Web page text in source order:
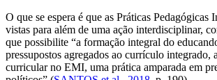
O que se espera é que as Práticas Pedagógicas
vistas para além de uma ação interdisciplinar,
que possibilite “a formação integral do
pressupostos agregados ao currículo integrado,
curricular no EMI, uma prática amparada em